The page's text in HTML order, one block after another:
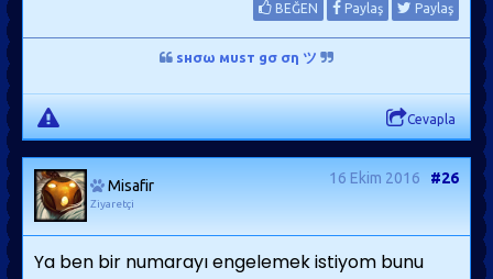
BEĞEN Paylaş Paylaş
ѕнσω мυѕт gσ ση ツ
Cevapla
Misafir
Ziyaretçi
16 Ekim 2016 #26
Ya ben bir numarayı engelemek istiyom bunu